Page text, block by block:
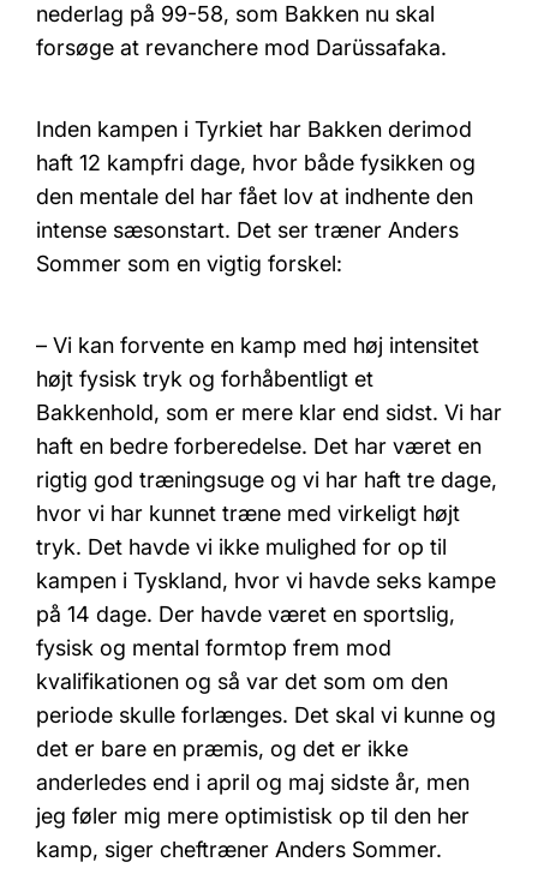
nederlag på 99-58, som Bakken nu skal
forsøge at revanchere mod Darüssafaka.
Inden kampen i Tyrkiet har Bakken derimod
haft 12 kampfri dage, hvor både fysikken og
den mentale del har fået lov at indhente den
intense sæsonstart. Det ser træner Anders
Sommer som en vigtig forskel:
– Vi kan forvente en kamp med høj intensitet
højt fysisk tryk og forhåbentligt et
Bakkenhold, som er mere klar end sidst. Vi har
haft en bedre forberedelse. Det har været en
rigtig god træningsuge og vi har haft tre dage,
hvor vi har kunnet træne med virkeligt højt
tryk. Det havde vi ikke mulighed for op til
kampen i Tyskland, hvor vi havde seks kampe
på 14 dage. Der havde været en sportslig,
fysisk og mental formtop frem mod
kvalifikationen og så var det som om den
periode skulle forlænges. Det skal vi kunne og
det er bare en præmis, og det er ikke
anderledes end i april og maj sidste år, men
jeg føler mig mere optimistisk op til den her
kamp, siger cheftræner Anders Sommer.